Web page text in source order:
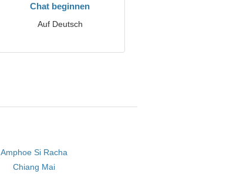
Chat beginnen
Auf Deutsch
Amphoe Si Racha
Chiang Mai